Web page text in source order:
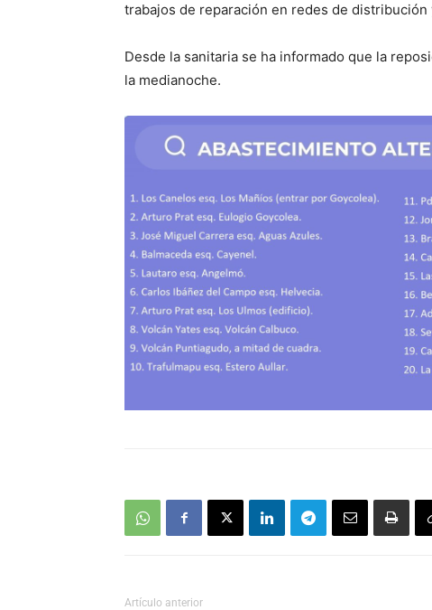
trabajos de reparación en redes de distribución
Desde la sanitaria se ha informado que la
la medianoche.
Artículo anterior